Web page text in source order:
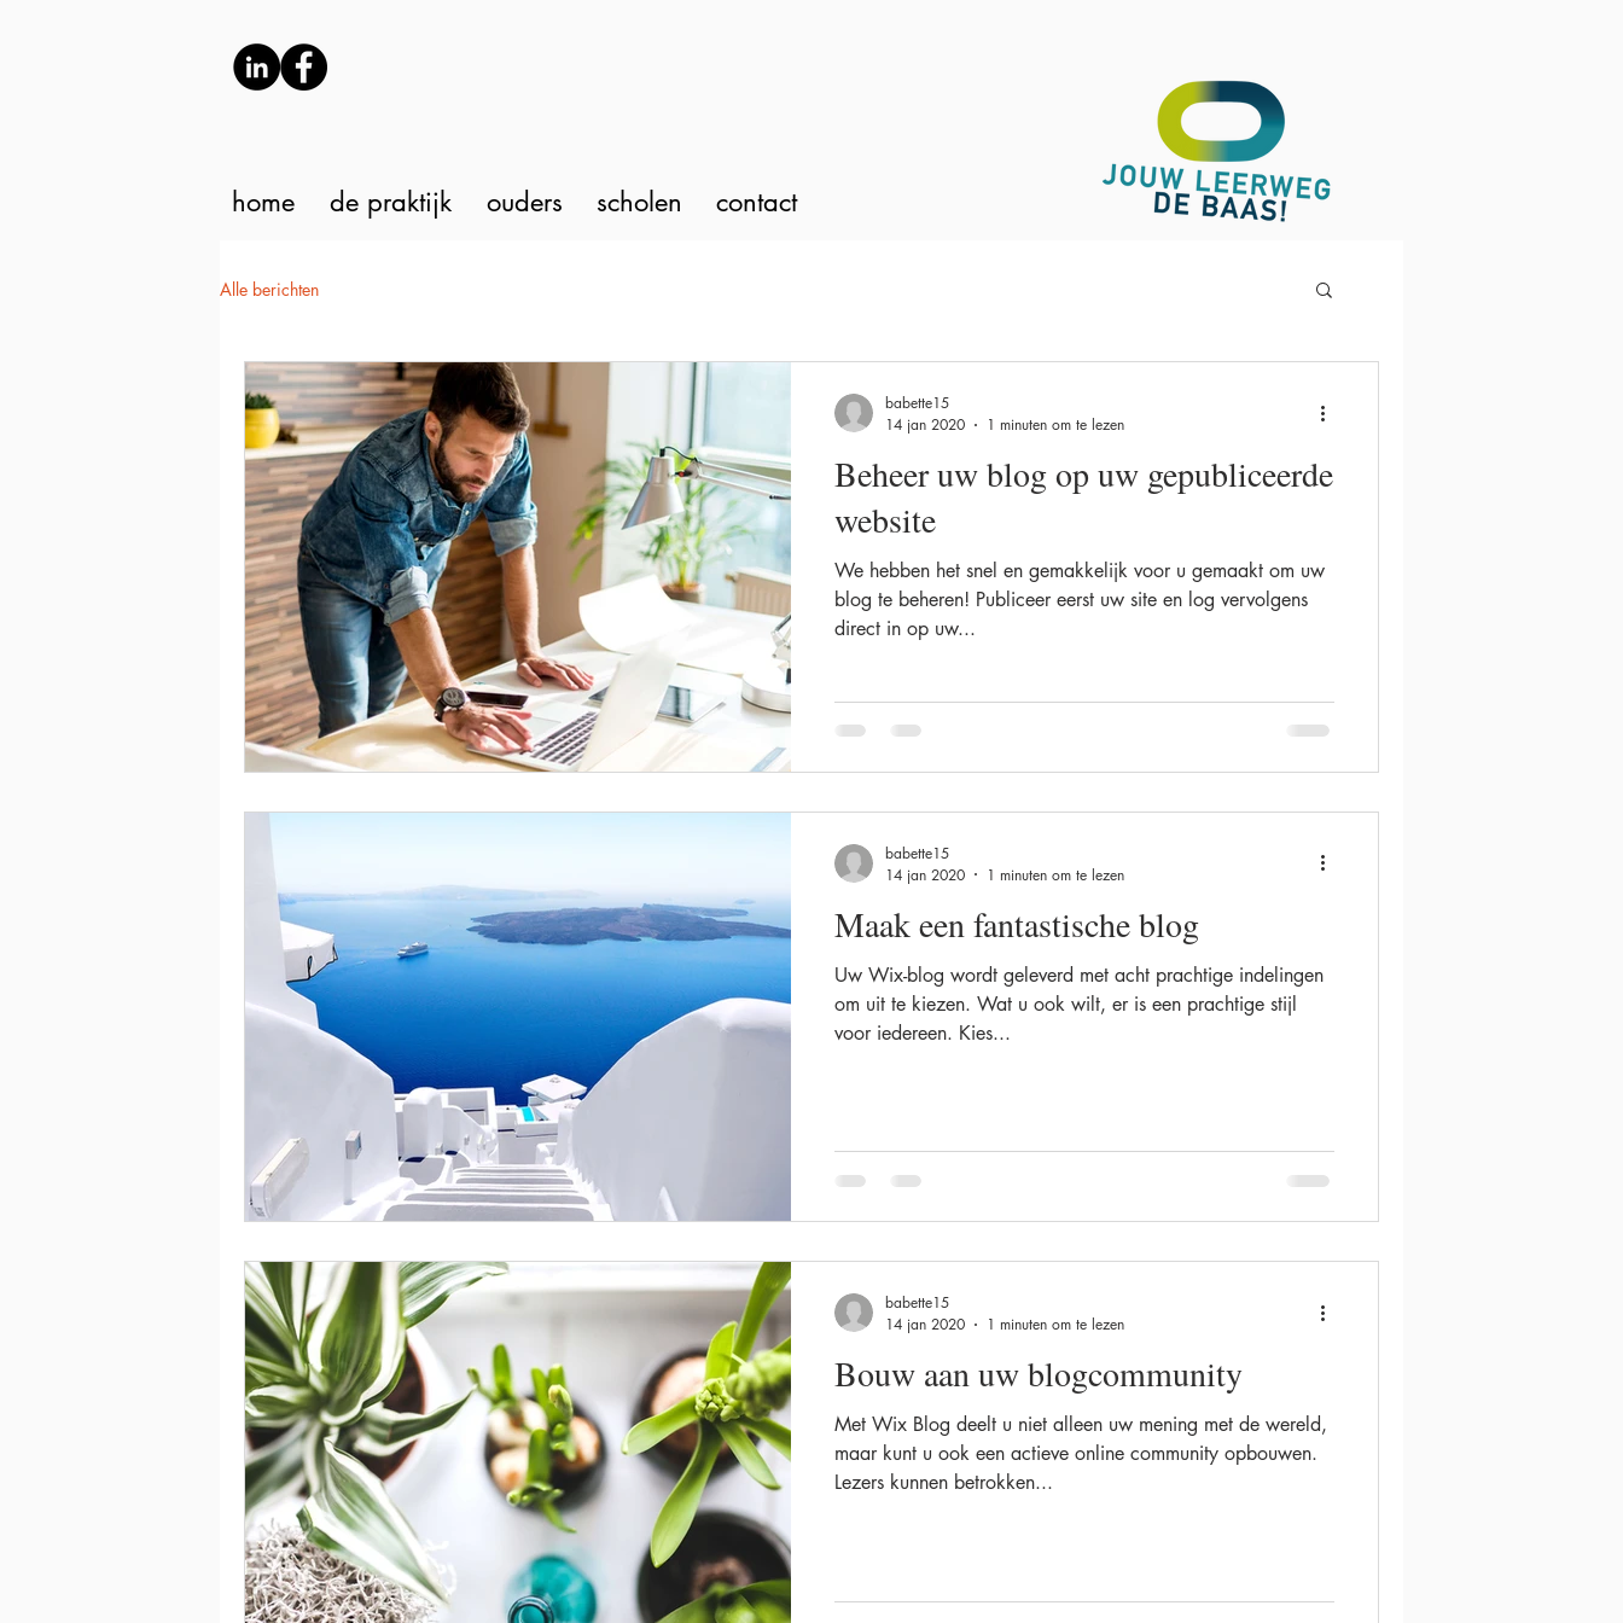
home de praktijk ouders scholen contact
Alle berichten
Beheer uw blog op uw gepubliceerde
website
We hebben het snel en gemakkelijk voor u gemaakt om uw
blog te beheren! Publiceer eerst uw site en log vervolgens
direct in op uw...
babette15
14 jan 2020
1 minuten om te lezen
Maak een fantastische blog
Uw Wix-blog wordt geleverd met acht prachtige indelingen
om uit te kiezen. Wat u ook wilt, er is een prachtige stijl
voor iedereen. Kies...
babette15
14 jan 2020
1 minuten om te lezen
Bouw aan uw blogcommunity
Met Wix Blog deelt u niet alleen uw mening met de wereld,
maar kunt u ook een actieve online community opbouwen.
Lezers kunnen betrokken...
babette15
14 jan 2020
1 minuten om te lezen